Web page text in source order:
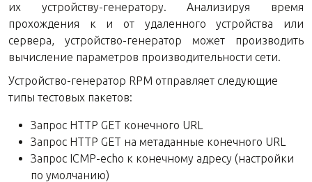
их устройству-генератору. Анализируя время
прохождения к и от удаленного устройства или
сервера, устройство-генератор может производить
вычисление параметров производительности сети.
Устройство-генератор RPM отправляет следующие
типы тестовых пакетов:
Запрос HTTP GET конечного URL
Запрос HTTP GET на метаданные конечного URL
Запрос ICMP-echo к конечному адресу (настройки
по умолчанию)